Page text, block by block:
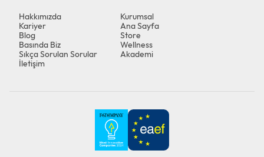
Hakkımızda
Kurumsal
Kariyer
Ana Sayfa
Blog
Store
Basında Biz
Wellness
Sıkça Sorulan Sorular
Akademi
İletişim